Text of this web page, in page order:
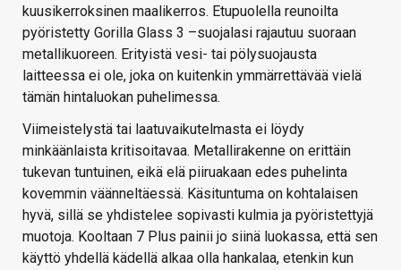
kuusikerroksinen maalikerros. Etupuolella reunoilta
pyöristetty Gorilla Glass 3 –suojalasi rajautuu suoraan
metallikuoreen. Erityistä vesi- tai pölysuojausta
laitteessa ei ole, joka on kuitenkin ymmärrettävää vielä
tämän hintaluokan puhelimessa.
Viimeistelystä tai laatuvaikutelmasta ei löydy
minkäänlaista kritisoitavaa. Metallirakenne on erittäin
tukevan tuntuinen, eikä elä piiruakaan edes puhelinta
kovemmin väänneltäessä. Käsituntuma on kohtalaisen
hyvä, sillä se yhdistelee sopivasti kulmia ja pyöristettyjä
muotoja. Kooltaan 7 Plus painii jo siinä luokassa, että sen
käyttö yhdellä kädellä alkaa olla hankalaa, etenkin kun